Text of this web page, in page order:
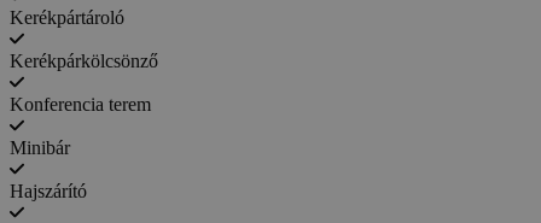
Kerékpártároló
Kerékpárkölcsönző
Konferencia terem
Minibár
Hajszárító